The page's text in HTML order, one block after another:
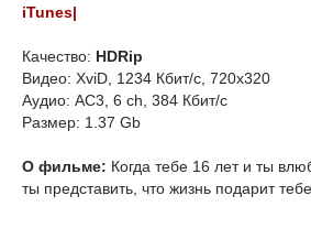
iTunes|
Качество: HDRip
Видео: XviD, 1234 Кбит/с, 720x320
Аудио: AC3, 6 ch, 384 Кбит/с
Размер: 1.37 Gb
О фильме: Когда тебе 16 лет и ты
ты представить, что жизнь подарит